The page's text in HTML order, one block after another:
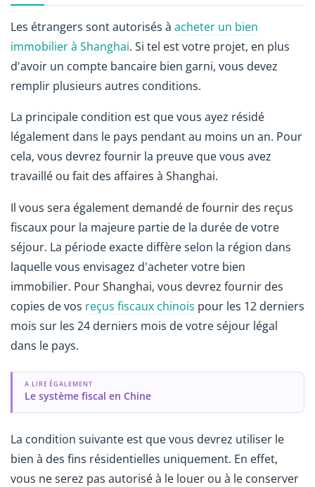
Les étrangers sont autorisés à acheter un bien
immobilier à Shanghai. Si tel est votre projet, en plus
d'avoir un compte bancaire bien garni, vous devez
remplir plusieurs autres conditions.
La principale condition est que vous ayez résidé
légalement dans le pays pendant au moins un an. Pour
cela, vous devrez fournir la preuve que vous avez
travaillé ou fait des affaires à Shanghai.
Il vous sera également demandé de fournir des reçus
fiscaux pour la majeure partie de la durée de votre
séjour. La période exacte diffère selon la région dans
laquelle vous envisagez d'acheter votre bien
immobilier. Pour Shanghai, vous devrez fournir des
copies de vos reçus fiscaux chinois pour les 12 derniers
mois sur les 24 derniers mois de votre séjour légal
dans le pays.
A LIRE ÉGALEMENT
Le système fiscal en Chine
La condition suivante est que vous devrez utiliser le
bien à des fins résidentielles uniquement. En effet,
vous ne serez pas autorisé à le louer ou à le conserver